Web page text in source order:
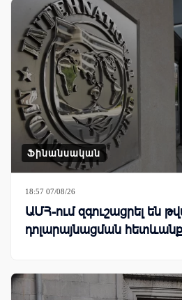
Ֆինանսական
18:57 07/08/26
ԱՄՀ-ում զգուշացրել են
դոլարայնացման